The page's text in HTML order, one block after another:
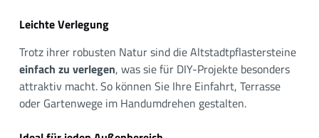
Leichte Verlegung
Trotz ihrer robusten Natur sind die Altstadtpflastersteine
einfach zu verlegen, was sie für DIY-Projekte besonders
attraktiv macht. So können Sie Ihre Einfahrt, Terrasse
oder Gartenwege im Handumdrehen gestalten.